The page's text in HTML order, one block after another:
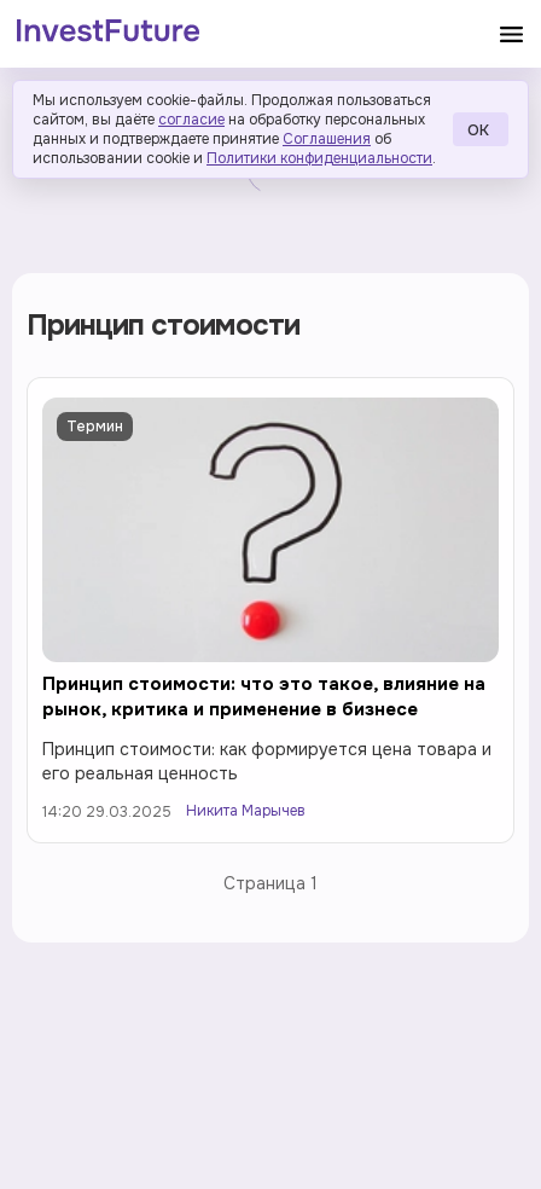
Мы используем cookie-файлы. Продолжая пользоваться
сайтом, вы даёте согласие на обработку персональных
данных и подтверждаете принятие Соглашения об
использовании cookie и Политики конфиденциальности.
ОК
Принцип стоимости
Термин
Принцип стоимости: что это такое, влияние на
рынок, критика и применение в бизнесе
Принцип стоимости: как формируется цена товара и
его реальная ценность
14:20 29.03.2025 Никита Марычев
Страница 1